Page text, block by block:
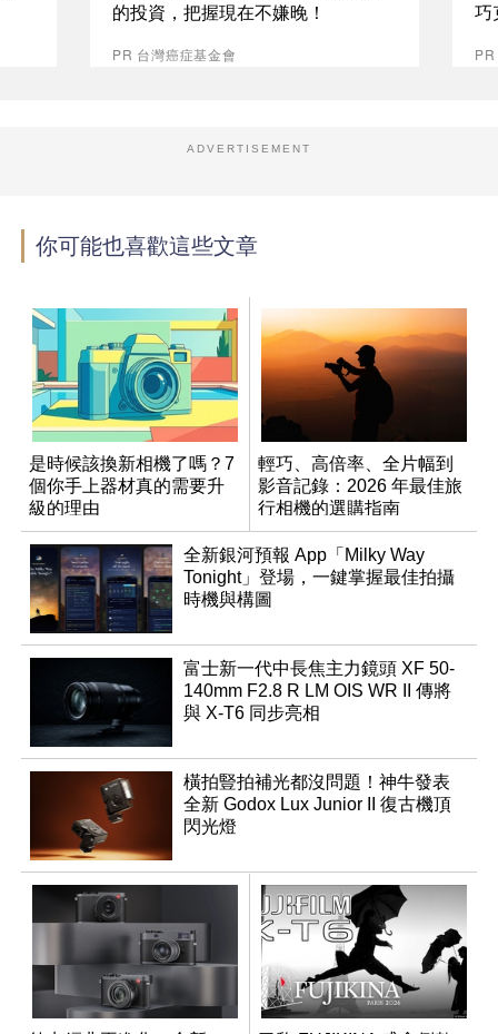
的投資，把握現在不嫌晚！
PR 台灣癌症基金會
巧
ADVERTISEMENT
你可能也喜歡這些文章
是時候該換新相機了嗎？7
個你手上器材真的需要升
級的理由
輕巧、高倍率、全片幅到
影音記錄：2026 年最佳旅
行相機的選購指南
全新銀河預報 App「Milky Way
Tonight」登場，一鍵掌握最佳拍攝
時機與構圖
富士新一代中長焦主力鏡頭 XF 50-
140mm F2.8 R LM OIS WR II 傳將
與 X-T6 同步亮相
橫拍豎拍補光都沒問題！神牛發表
全新 Godox Lux Junior II 復古機頂
閃光燈